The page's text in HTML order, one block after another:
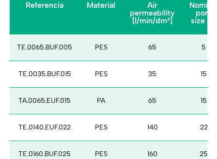
Referencia Material
Air
permeability
[l/min/dm²]
pore
size [µ]
TE.0065.BUF.005 PES 65 5
TE.0035.BUF.015 PES 35 15
TA.0065.EUF.015 PA 65 15
TE.0140.EUF.022 PES 140 22
TE.0160.BUF.025 PES 160 25